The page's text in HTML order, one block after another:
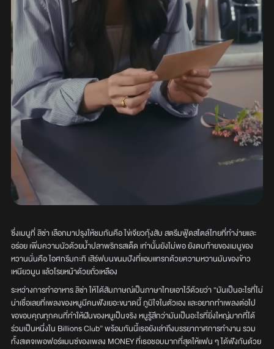
ซึ่งเมนูที่ ลิซ่า เลือกมาปรุงให้ชมกันคือ ไข่เจียวกุ้งสับ สตรีมฟู้ดสไตล์ไทยที่ทำง่ายและ
อร่อย เพิ่มความนัวด้วยน้ำปลาพริกรสเด็ด เท่านั้นยังไม่พอ ยังตบท้ายของเมนูของ
หวานนั่นคือ ไอศกรีมกะทิ เสิร์ฟบนขนมปังที่แอบแทรกด้วยความหวานมันของข้าว
เหนียวมูน แล้วโรยหน้าด้วยถั่วเหลือง
ระหว่างการทำอาหาร ลิซ่า ให้ได้สัมภาษณ์เป็นภาษาไทยเอาไว้ด้วยว่า “มันเป็นอะไรที่ไม่
น่าเชื่อเลยที่เพลงของหนูมีคนฟังเยอะขนาดนี้ ภูมิใจในตัวเอง และอยากทำเพลงต่อไป
ขอขอบคุณทุกคนที่ทำให้ฝันของหนูเป็นจริง หนูรู้สึกว่ามันเป็นอะไรที่ยิ่งใหญ่มากที่ได้
ร่วมเป็นหนึ่งใน Billions Club” พร้อมกันนี้เธอยังเล่าถึงบรรยากาศการทำงาน รวม
ทั้งสเตจเพอฟอร์แมนซ์ของเพลง MONEY ที่เธอชอบมากที่สุดให้แฟน ๆ ได้ฟังกันด้วย